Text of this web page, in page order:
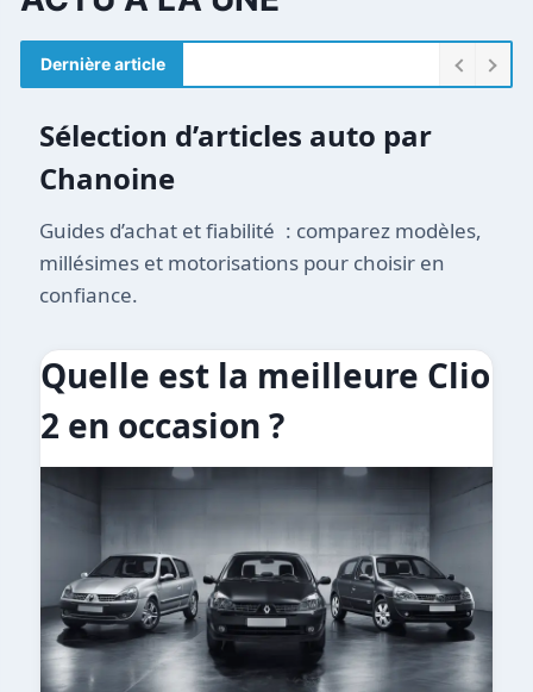
Dernière article
Sélection d’articles auto par
Chanoine
Guides d’achat et fiabilité : comparez modèles,
millésimes et motorisations pour choisir en
confiance.
Quelle est la meilleure Clio
2 en occasion ?